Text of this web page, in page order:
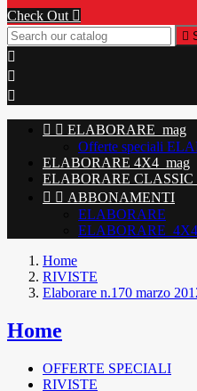
Check Out 




  ELABORARE_mag
Offerte speciali
ELABORARE 4X4_mag
ELABORARE
  ABBONAMENTI
ELABORARE
ELABORARE_4X4
Home
RIVISTE
Elaborare n.170 marzo
Home
OFFERTE SPECIALI
RIVISTE